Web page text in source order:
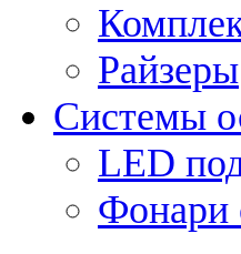
Райзеры
Системы
LED
Фонари